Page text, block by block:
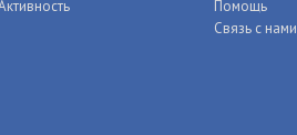
Помощь
Связь с нами